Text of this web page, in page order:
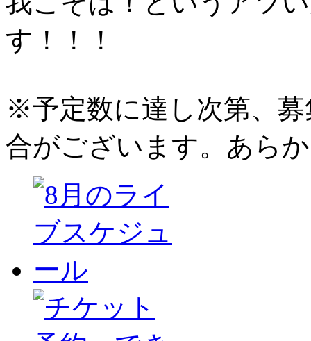
す！！！
※予定数に達し次第、
合がございます。あら